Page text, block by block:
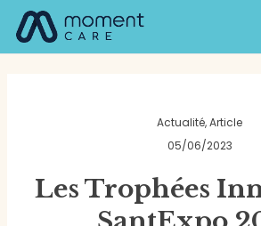
Aller
contenu
Actualité,Article
05/06/2023
Les Trophées
Navigation
de
l’article